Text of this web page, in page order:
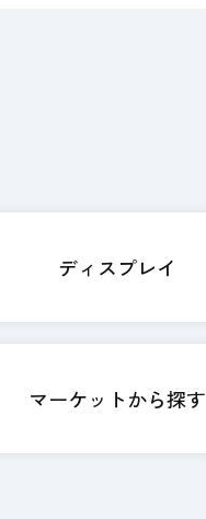
ディスプレイ
マーケットから探す